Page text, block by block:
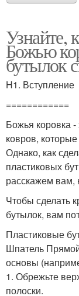
Узнайте,
Божью
бутылок
H1. Вступление
============
Божья коровка
ковров,
Однако, как
пластиковых
расскажем вам,
Чтобы сделать
бутылок, вам
Пластиковые
Шпатель
основы
1. Обрежьте
полоски.